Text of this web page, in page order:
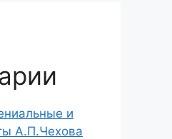
и
А.П.Чехова